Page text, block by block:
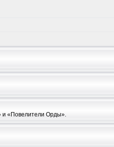
и «Повелители Орды».